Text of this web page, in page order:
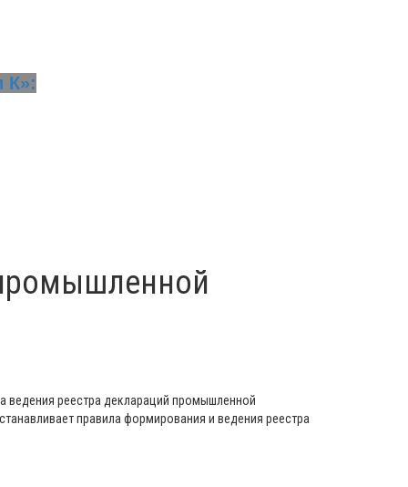
К»:
ведения реестра деклараций промышленной
правила формирования и ведения реестра